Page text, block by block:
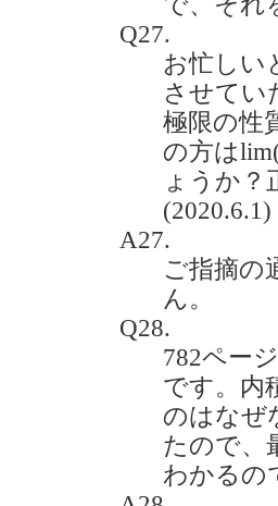
Q27.
お忙しい
させてい
極限の性
の方は
ょうか？
(2020.6.1)
A27.
ご指摘の
ん。
Q28.
782ペー
です。内
のはなぜ
たので、
わかるの